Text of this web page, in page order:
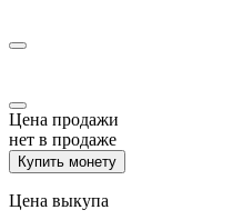
Цена продажи
нет в продаже
Купить монету
Цена выкупа